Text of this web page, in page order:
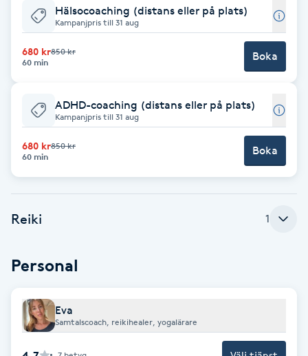
Color correction
Cryoterapi
D
Damklippning
Dermapen
Extensions
Extensions borttagning
Eyeliner-tatuering
Hälsocoaching (distans eller på plats)
Kampanjpris till 31 aug
680 kr850 kr
60 min
Boka
ADHD-coaching (distans eller på plats)
Kampanjpris till 31 aug
680 kr850 kr
60 min
Boka
Reiki 1
Personal
Eva
Samtalscoach, reikihealer, yogalärare